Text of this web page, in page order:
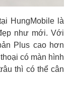
HungMobile là
như mới. Với
Plus cao hơn
có màn hình
thì có thể cân